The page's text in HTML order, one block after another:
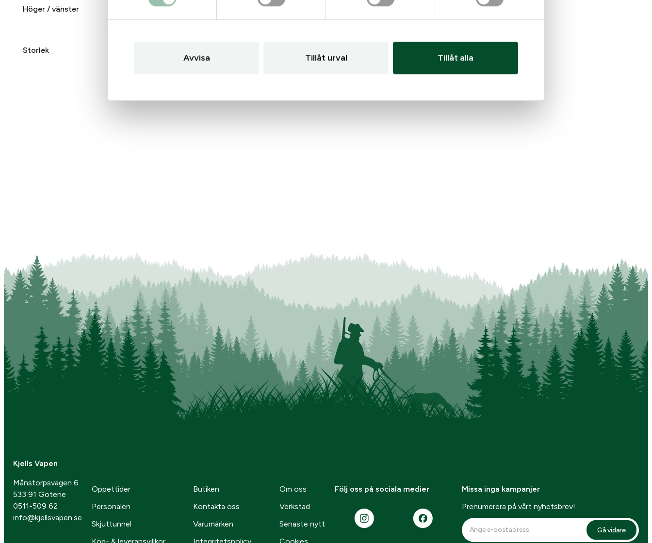
Avvisa Tillåt urval Tillåt alla
Höger / vänster
Storlek
Kjells Vapen
Månstorpsvägen 6
533 91 Götene
0511-509 62
info@kjellsvapen.se
Öppettider Butiken
Om oss
Personalen
Kontakta oss
Verkstad
Skjuttunnel
Varumärken
Senaste nytt
Följ oss på sociala medier
Missa inga kampanjer
Prenumerera på vårt nyhetsbrev!
Gå vidare